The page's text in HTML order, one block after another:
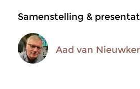
Samenstelling &
Aad van